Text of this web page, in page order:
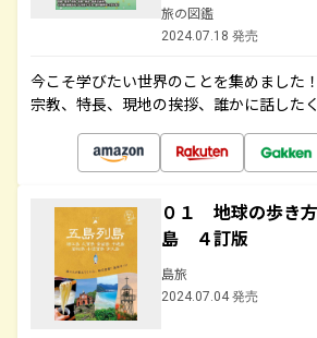
旅の図鑑
2024.07.18 発売
今こそ学びたい世界のことを集めました
宗教、特長、現地の挨拶、誰かに話した
０１ 地球の歩き
島 ４訂版
島旅
2024.07.04 発売